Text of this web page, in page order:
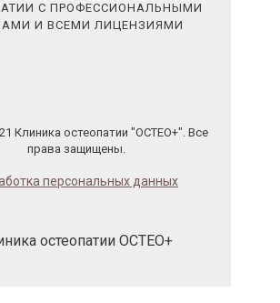
С ПРОФЕССИОНАЛЬНЫМИ
И ВСЕМИ ЛИЦЕНЗИЯМИ
Клиника остеопатии "ОСТЕО+". Все
права защищены.
персональных данных
остеопатии ОСТЕО+